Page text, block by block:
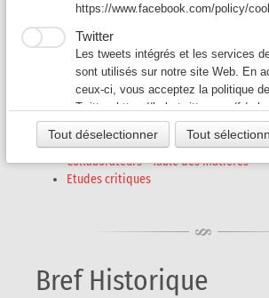
Auteurs D-F▼
Auteurs G-L ▼
Auteurs M-O▼
Auteurs P - S▼
Auteurs T - V▼
Revues L-Z▼
Seló
(1965)
Bref historique
Collaborateurs - Table des matières
Etudes critiques
Bref Historique
https://www.facebook.com/policy/
Twitter
Les tweets intégrés et les services
sont utilisés sur notre site Web. En
ceux-ci, vous acceptez la politique
Twitter:https://help.twitter.com/fr/
cookies
Tout déselectionner Tout